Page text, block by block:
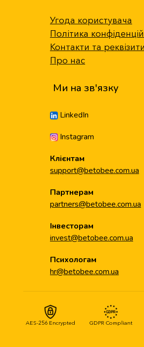
Угода користувача
Політика
Контакти та реквізити
Про нас
Ми на зв'язку
LinkedIn
Instagram
Клієнтам
support@betobee.com.ua
Партнерам
partners@betobee.com.ua
Інвесторам
invest@betobee.com.ua
Психологам
hr@betobee.com.ua
AES-256 Encrypted GDPR Compliant